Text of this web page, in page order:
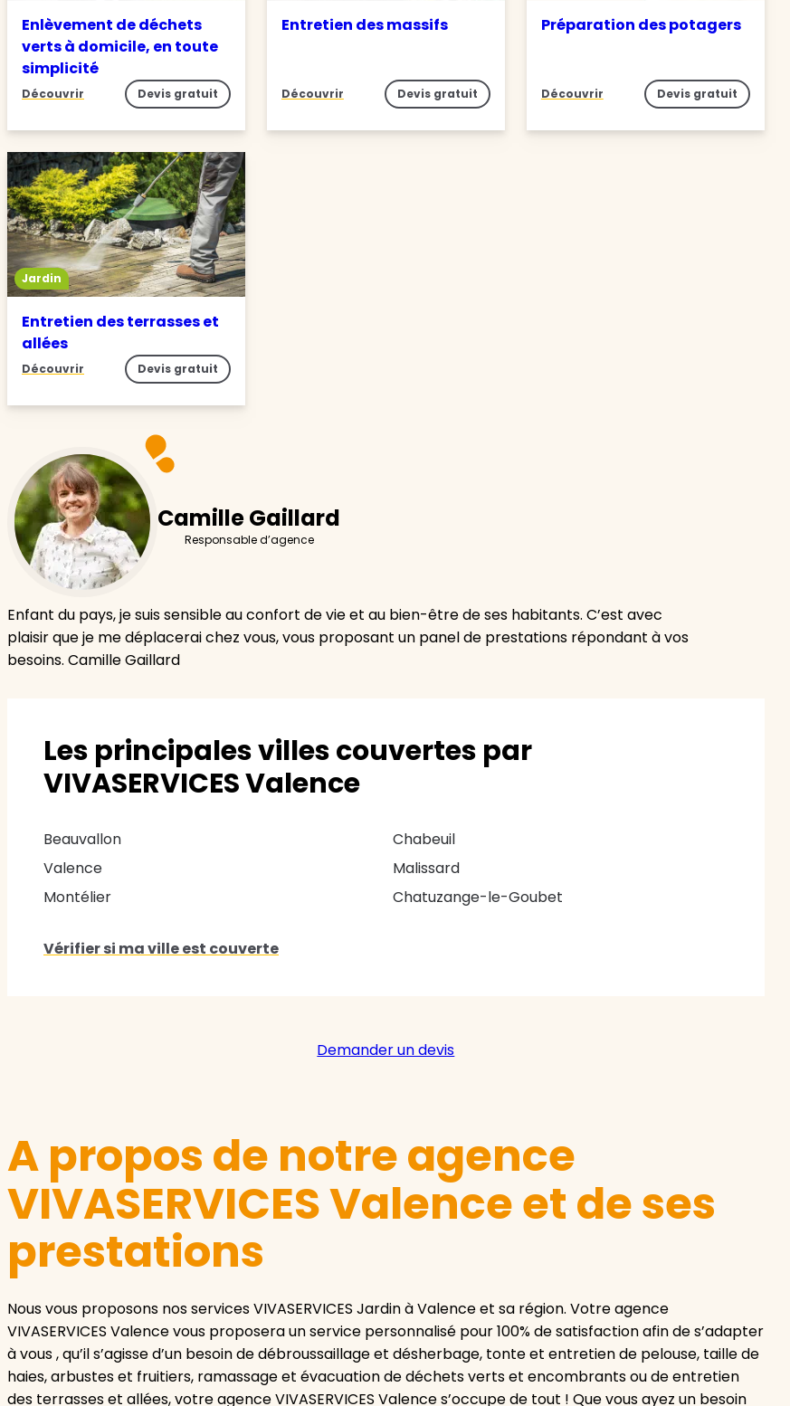
Enlèvement de déchets
verts à domicile, en toute
simplicité
Découvrir Devis gratuit
Entretien des massifs
Découvrir Devis gratuit
Préparation des potagers
Découvrir Devis gratuit
Jardin
Entretien des terrasses et
allées
Découvrir Devis gratuit
Camille Gaillard
Responsable d’agence
Enfant du pays, je suis sensible au confort de vie et au bien-être de ses habitants. C’est avec
plaisir que je me déplacerai chez vous, vous proposant un panel de prestations répondant à vos
besoins. Camille Gaillard
Les principales villes couvertes par
VIVASERVICES Valence
Beauvallon
Chabeuil
Valence
Malissard
Montélier
Chatuzange-le-Goubet
Vérifier si ma ville est couverte
Demander un devis
A propos de notre agence
VIVASERVICES Valence et de ses
prestations
Nous vous proposons nos services VIVASERVICES Jardin à Valence et sa région. Votre agence
VIVASERVICES Valence vous proposera un service personnalisé pour 100% de satisfaction afin de s’adapter
à vous , qu’il s’agisse d’un besoin de débroussaillage et désherbage, tonte et entretien de pelouse, taille de
haies, arbustes et fruitiers, ramassage et évacuation de déchets verts et encombrants ou de entretien
des terrasses et allées, votre agence VIVASERVICES Valence s’occupe de tout ! Que vous ayez un besoin